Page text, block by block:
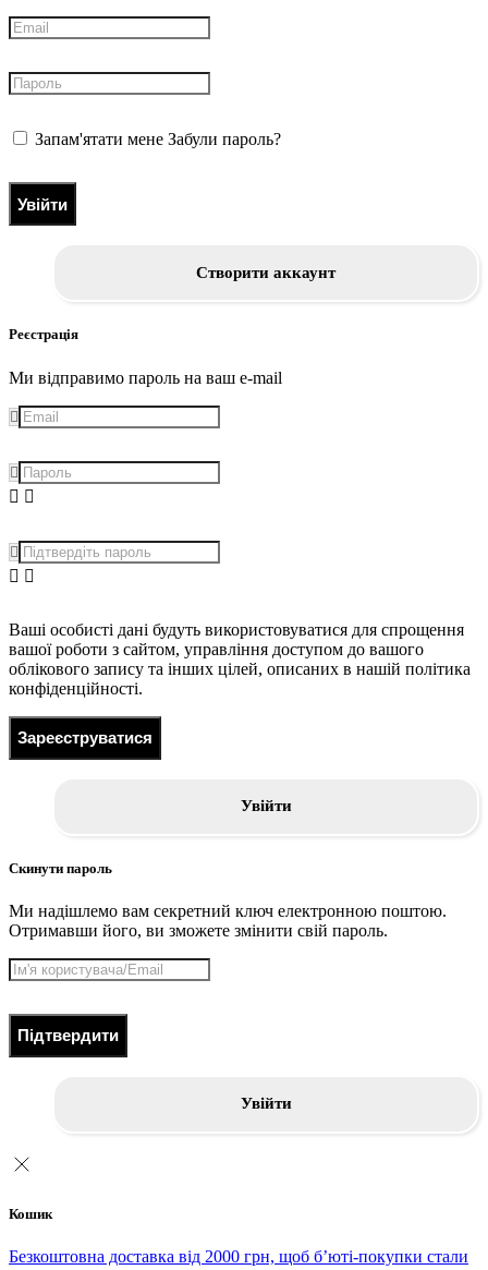
Запам'ятати мене Забули пароль?
Увійти
Створити аккаунт
Реєстрація
Ми відправимо пароль на ваш e-mail
Ваші особисті дані будуть використовуватися для спрощення
вашої роботи з сайтом, управління доступом до вашого
облікового запису та інших цілей, описаних в нашій політика
конфіденційності.
Зареєструватися
Увійти
Скинути пароль
Ми надішлемо вам секретний ключ електронною поштою.
Отримавши його, ви зможете змінити свій пароль.
Підтвердити
Увійти
Кошик
Безкоштовна доставка від 2000 грн, щоб б’юті-покупки стали